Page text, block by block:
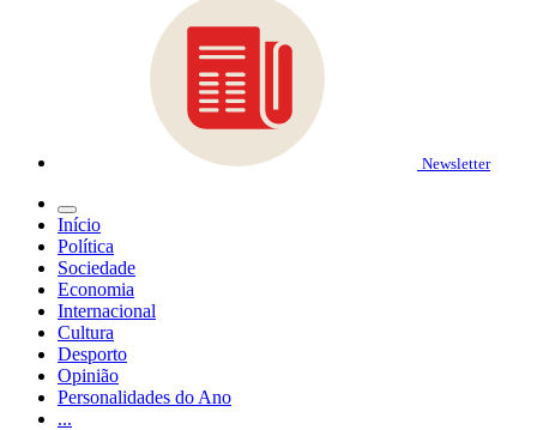
Newsletter
Início
Política
Sociedade
Economia
Internacional
Cultura
Desporto
Opinião
Personalidades do Ano
...